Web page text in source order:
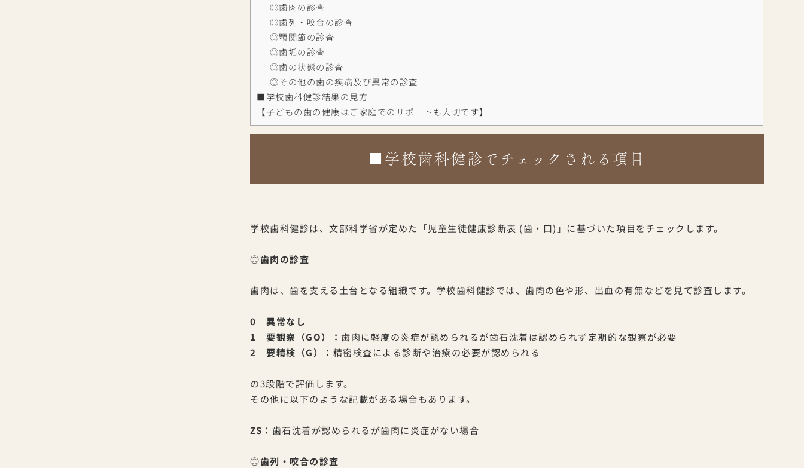
◎歯肉の診査
◎歯列・咬合の診査
◎顎関節の診査
◎歯垢の診査
◎歯の状態の診査
◎その他の歯の疾病及び異常の診査
■学校歯科健診結果の見方
【子どもの歯の健康はご家庭でのサポートも大切です】
■学校歯科健診でチェックされる項目
学校歯科健診は、文部科学省が定めた「児童生徒健康診断表 (歯・口)」に基づいた項目をチェックします。
◎歯肉の診査
歯肉は、歯を支える土台となる組織です。学校歯科健診では、歯肉の色や形、出血の有無などを見て診査します。
0 異常なし
1 要観察（GO）：歯肉に軽度の炎症が認められるが歯石沈着は認められず定期的な観察が必要
2 要精検（G）： 精密検査による診断や治療の必要が認められる
の3段階で評価します。
その他に以下のような記載がある場合もあります。
ZS： 歯石沈着が認められるが歯肉に炎症がない場合
◎歯列・咬合の診査